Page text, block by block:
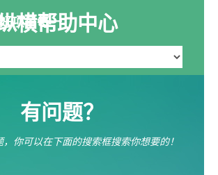
横帮助中心
项目每一
有问题？
你可以在下面的搜索框搜索你想要的！